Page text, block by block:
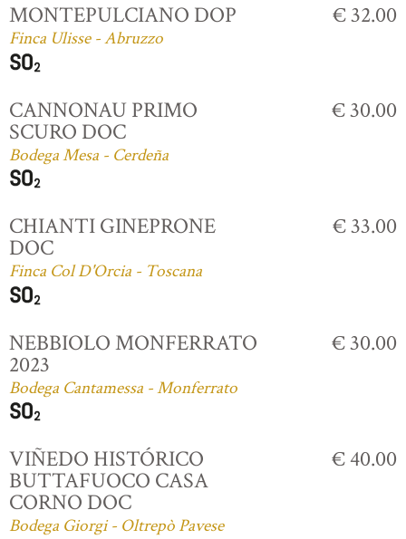
MONTEPULCIANO DOP
Finca Ulisse - Abruzzo
€ 32.00
CANNONAU PRIMO
SCURO DOC
Bodega Mesa - Cerdeña
€ 30.00
CHIANTI GINEPRONE
DOC
Finca Col D'Orcia - Toscana
€ 33.00
NEBBIOLO MONFERRATO
2023
Bodega Cantamessa - Monferrato
€ 30.00
VIÑEDO HISTÓRICO
BUTTAFUOCO CASA
CORNO DOC
Bodega Giorgi - Oltrepò Pavese
€ 40.00